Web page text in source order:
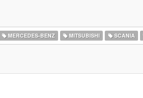
MERCEDES-BENZ MITSUBISHI SCANIA